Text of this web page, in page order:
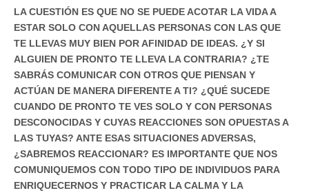
LA CUESTIÓN ES QUE NO SE PUEDE ACOTAR LA VIDA A
ESTAR SOLO CON AQUELLAS PERSONAS CON LAS QUE
TE LLEVAS MUY BIEN POR AFINIDAD DE IDEAS. ¿Y SI
ALGUIEN DE PRONTO TE LLEVA LA CONTRARIA? ¿TE
SABRÁS COMUNICAR CON OTROS QUE PIENSAN Y
ACTÚAN DE MANERA DIFERENTE A TI? ¿QUÉ SUCEDE
CUANDO DE PRONTO TE VES SOLO Y CON PERSONAS
DESCONOCIDAS Y CUYAS REACCIONES SON OPUESTAS A
LAS TUYAS? ANTE ESAS SITUACIONES ADVERSAS,
¿SABREMOS REACCIONAR? ES IMPORTANTE QUE NOS
COMUNIQUEMOS CON TODO TIPO DE INDIVIDUOS PARA
ENRIQUECERNOS Y PRACTICAR LA CALMA Y LA